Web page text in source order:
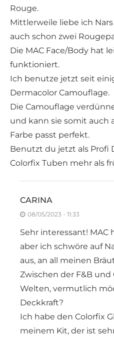
Rouge.
Mittlerweile liebe ich
auch schon zwei
Die MAC Face/Body hat
funktioniert.
Ich benutze jetzt seit
Dermacolor Camouflage.
Die Camouflage
und kann sie somit auch
Farbe passt perfekt.
Benutzt du jetzt als Profi
Colorfix Tuben mehr als
CARINA
08/05/2023 - 11:33
Sehr interessant! MAC
aber ich schwöre auf
aus, an all meinen
Zwischen der F&B
Welten, vermutlich
Deckkraft?
Ich habe den Colorfix
meinem Kit, der ist